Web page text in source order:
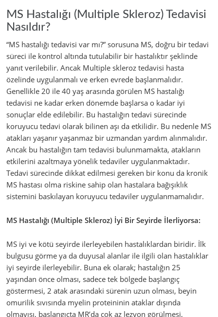
MS Hastalığı (Multiple Skleroz) Tedavisi
Nasıldır?
“MS hastalığı tedavisi var mı?” sorusuna MS, doğru bir tedavi
süreci ile kontrol altında tutulabilir bir hastalıktır şeklinde
yanıt verilebilir. Ancak Multiple skleroz tedavisi hasta
özelinde uygulanmalı ve erken evrede başlanmalıdır.
Genellikle 20 ile 40 yaş arasında görülen MS hastalığı
tedavisi ne kadar erken dönemde başlarsa o kadar iyi
sonuçlar elde edilebilir. Bu hastalığın tedavi sürecinde
koruyucu tedavi olarak bilinen aşı da etkilidir. Bu nedenle MS
atakları yaşanır yaşanmaz bir uzmandan yardım alınmalıdır.
Ancak bu hastalığın tam tedavisi bulunmamakta, atakların
etkilerini azaltmaya yönelik tedaviler uygulanmaktadır.
Tedavi sürecinde dikkat edilmesi gereken bir konu da kronik
MS hastası olma riskine sahip olan hastalara bağışıklık
sistemini baskılayan koruyucu tedaviler uygulanmamalıdır.
MS Hastalığı (Multiple Skleroz) İyi Bir Seyirde İlerliyorsa:
MS iyi ve kötü seyirde ilerleyebilen hastalıklardan biridir. İlk
bulgusu görme ya da duyusal alanlar ile ilgili olan hastalıklar
iyi seyirde ilerleyebilir. Buna ek olarak; hastalığın 25
yaşından önce olması, sadece tek bölgede başlangıç
göstermesi, 2 atak arasındaki sürenin uzun olması, beyin
omurilik sıvısında myelin proteininin ataklar dışında
olmayışı, başlangıçta MR’da çok az lezyon görülmesi,